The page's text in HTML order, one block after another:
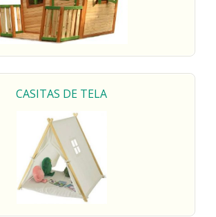
CASITAS DE TELA